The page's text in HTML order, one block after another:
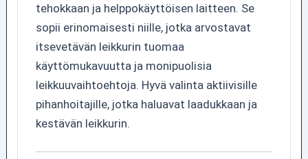
tehokkaan ja helppokäyttöisen laitteen. Se
sopii erinomaisesti niille, jotka arvostavat
itsevetävän leikkurin tuomaa
käyttömukavuutta ja monipuolisia
leikkuuvaihtoehtoja. Hyvä valinta aktiivisille
pihanhoitajille, jotka haluavat laadukkaan ja
kestävän leikkurin.